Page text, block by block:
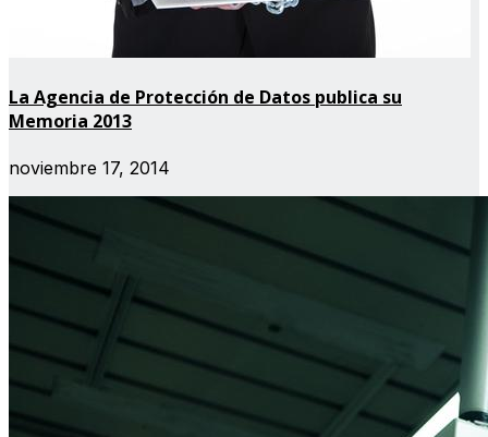
La Agencia de Protección de Datos publica su
Memoria 2013
noviembre 17, 2014